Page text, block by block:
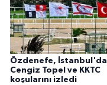
Özdenefe, İstanbul'da
Cengiz Topel ve KKTC
koşularını izledi